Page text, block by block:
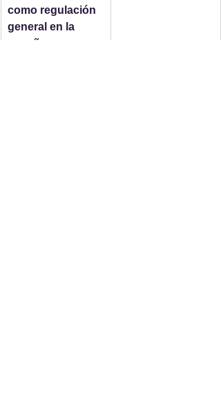
como regulación
general en la
enseñanza